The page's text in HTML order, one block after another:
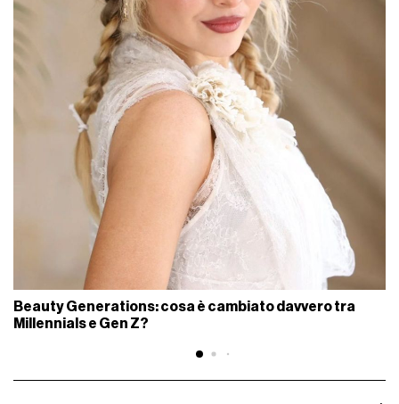
Beauty Generations: cosa è cambiato davvero tra
Millennials e Gen Z?